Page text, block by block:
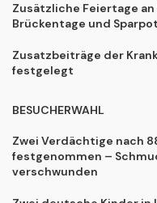
Zusätzliche Feiertage
Brückentage und
Zusatzbeiträge der
festgelegt
BESUCHERWAHL
Zwei Verdächtige nach
festgenommen –
verschwunden